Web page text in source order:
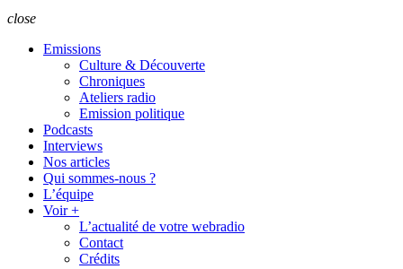
close
Emissions
Culture & Découverte
Chroniques
Ateliers radio
Emission politique
Podcasts
Interviews
Nos articles
Qui sommes-nous ?
L’équipe
Voir +
L’actualité de votre webradio
Contact
Crédits